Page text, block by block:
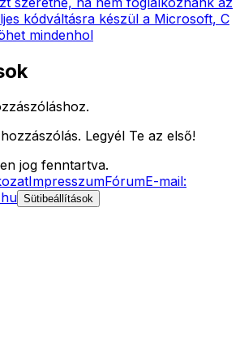
kódváltásra készül a Microsoft, C
mindenhol
Legyél Te az első!
jog fenntartva.
ImpresszumFórumE-mail:
Sütibeállítások